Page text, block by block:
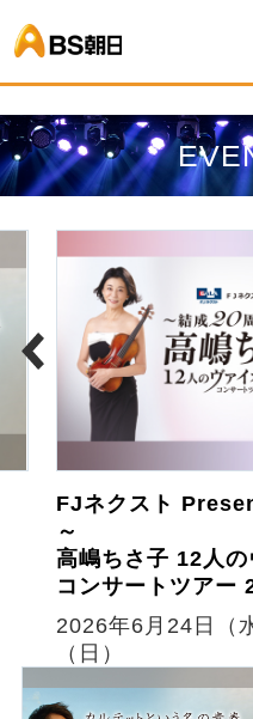
FJネクスト
～
高嶋ちさ子 12人
コンサートツアー
2026年6月24日（
（日）